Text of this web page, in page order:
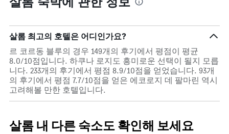
살롬 최고의 호텔은 어디인가요?
르 코르동 블루의 경우 149개의 후기에서 평점이 평균
8.0/10점입니다. 하쿠나 로지도 흥미로운 선택이 될지 모릅
니다. 233개의 후기에서 평점 8.9/10점을 얻었습니다. 93개
의 후기에서 평점 7.7/10점을 얻은 에코로지 데 팔마린 역시
고려해볼 만한 호텔입니다.
살롬 내 다른 숙소도 확인해 보세요